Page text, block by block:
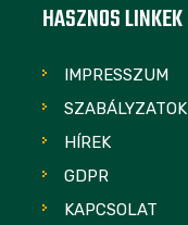
HASZNOS LINKEK
IMPRESSZUM
SZABÁLYZATOK
HÍREK
GDPR
KAPCSOLAT